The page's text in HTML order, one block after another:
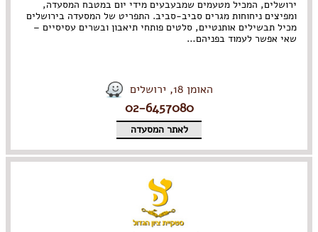
ירושלים, המכיל מטעמים שמבעבעים מידי יום במטבח המסעדה,
ומפיצים ניחוחות מגרים סביב-סביב. התפריט של המסעדה בירושלים
מכיל תבשילים אותנטיים, סלטים פותחי תיאבון ובשרים עסיסיים –
שאי אפשר לעמוד בפניהם…
האומן 18, ירושלים
02-6457080
לאתר המסעדה